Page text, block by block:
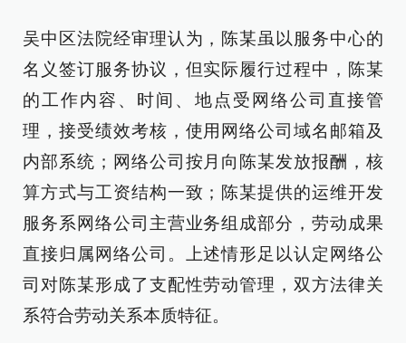
吴中区法院经审理认为，陈某虽以服务中心的
名义签订服务协议，但实际履行过程中，陈某
的工作内容、时间、地点受网络公司直接管
理，接受绩效考核，使用网络公司域名邮箱及
内部系统；网络公司按月向陈某发放报酬，核
算方式与工资结构一致；陈某提供的运维开发
服务系网络公司主营业务组成部分，劳动成果
直接归属网络公司。上述情形足以认定网络公
司对陈某形成了支配性劳动管理，双方法律关
系符合劳动关系本质特征。